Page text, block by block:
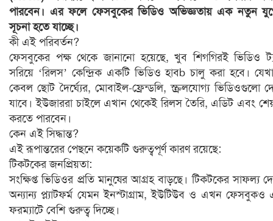
পারবেন। এর ফলে ফেসবুকের ভিডিও অভিজ্ঞতায় এক নতুন
সূচনা হতে যাচ্ছে।
কী এই পরিবর্তন?
ফেসবুকের পক্ষ থেকে জানানো হয়েছে, খুব শিগগিরই ভিডিও
সরিয়ে ‘রিলস’ কেন্দ্রিক একটি ভিডিও হাবb চালু করা হবে।
কেবল ছোট দৈর্ঘ্যের, মোবাইল-ফ্রেন্ডলি, স্ক্রলযোগ্য ভিডিওগুলো
যাবে। ইউজাররা চাইলে এখান থেকেই রিলস তৈরি, এডিট এবং
করতে পারবেন।
কেন এই সিদ্ধান্ত?
এই রূপান্তরের পেছনে কয়েকটি গুরুত্বপূর্ণ কারণ রয়েছে:
টিকটকের জনপ্রিয়তা:
সংক্ষিপ্ত ভিডিওর প্রতি মানুষের আগ্রহ বাড়ছে। টিকটকের সাফল্য
অন্যান্য প্ল্যাটফর্ম যেমন ইনস্টাগ্রাম, ইউটিউব ও এখন ফেসবুকও
ফরম্যাটে বেশি গুরুত্ব দিচ্ছে।